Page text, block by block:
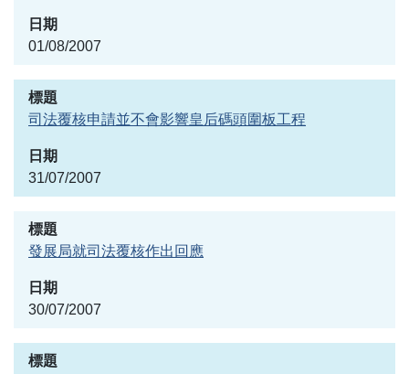
01/08/2007
司法覆核申請並不會影響皇后碼頭圍板工程
31/07/2007
發展局就司法覆核作出回應
30/07/2007